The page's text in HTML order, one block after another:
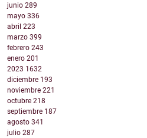
junio 289
mayo 336
abril 223
marzo 399
febrero 243
enero 201
2023 1632
diciembre 193
noviembre 221
octubre 218
septiembre 187
agosto 341
julio 287